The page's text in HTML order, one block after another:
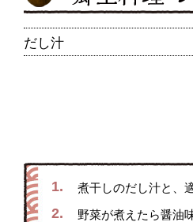
だし汁
1. 煮干しのだし汁と、
2. 野菜が煮えたら醤油